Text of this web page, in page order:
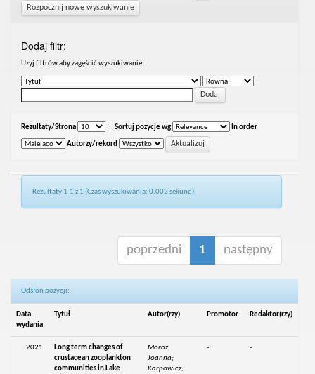
Rozpocznij nowe wyszukiwanie
Dodaj filtr:
Uzyj filtrów aby zagęścić wyszukiwanie.
Rezultaty/Strona Sortuj pozycje wg In order
Autorzy/rekord
Rezultaty 1-1 z 1 (Czas wyszukiwania: 0.002 sekund).
poprzedni 1 następny
Odsłon pozycji:
Data
wydania
Tytuł Autor(rzy) Promotor Redaktor(rzy)
2021
Long term changes of
crustacean zooplankton
communities in Lake
Moroz,
Joanna;
Karpowicz,
- -